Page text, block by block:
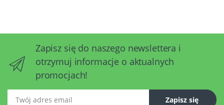
Zapisz się do naszego newslettera i
otrzymuj informacje o aktualnych
promocjach!
Zapisz się